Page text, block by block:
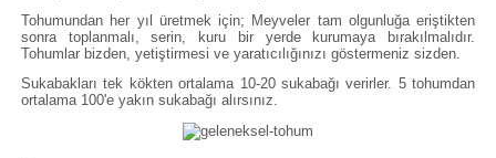
Tohumundan her yıl üretmek için; Meyveler tam olgunluğa eriştikten
sonra toplanmalı, serin, kuru bir yerde kurumaya bırakılmalıdır.
Tohumlar bizden, yetiştirmesi ve yaratıcılığınızı göstermeniz sizden.
Sukabakları tek kökten ortalama 10-20 sukabağı verirler. 5 tohumdan
ortalama 100'e yakın sukabağı alırsınız.